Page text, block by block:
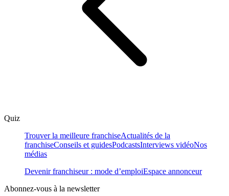
Quiz
Trouver la meilleure franchiseActualités de la
franchiseConseils et guidesPodcastsInterviews vidéoNos
médias
Devenir franchiseur : mode d’emploiEspace annonceur
Abonnez-vous à la newsletter